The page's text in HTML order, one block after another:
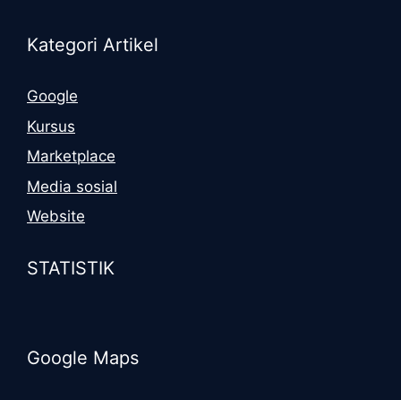
Kategori Artikel
Google
Kursus
Marketplace
Media sosial
Website
STATISTIK
Google Maps